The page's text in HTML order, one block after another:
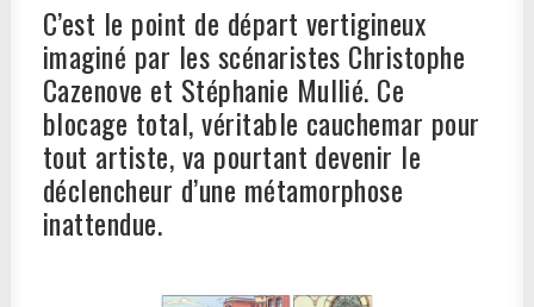
C’est le point de départ vertigineux
imaginé par les scénaristes Christophe
Cazenove et Stéphanie Mullié. Ce
blocage total, véritable cauchemar pour
tout artiste, va pourtant devenir le
déclencheur d’une métamorphose
inattendue.